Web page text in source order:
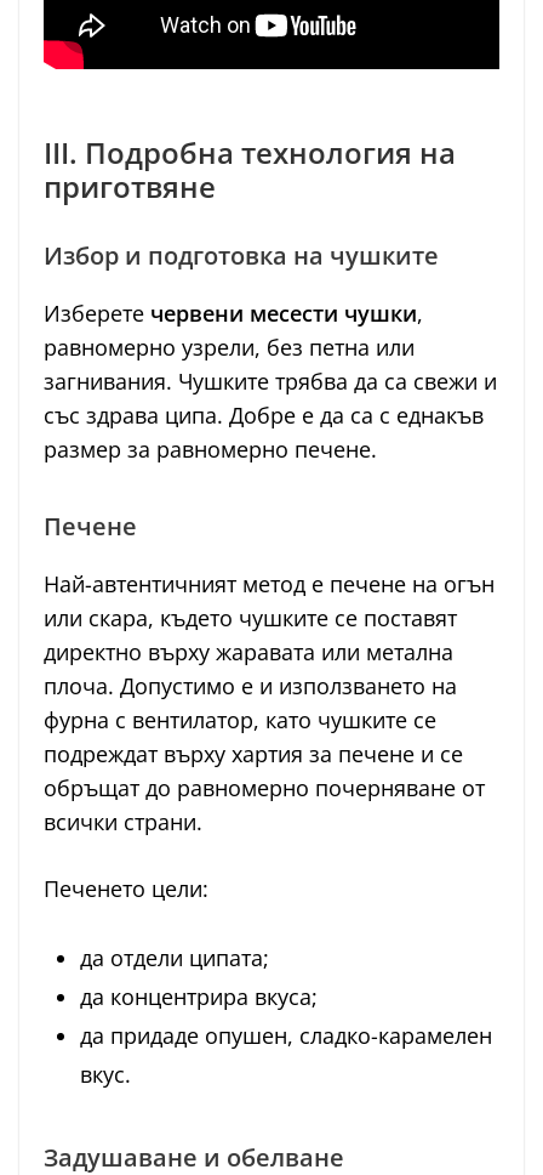
III. Подробна технология на
приготвяне
Избор и подготовка на чушките
Изберете червени месести чушки,
равномерно узрели, без петна или
загнивания. Чушките трябва да са свежи и
със здрава ципа. Добре е да са с еднакъв
размер за равномерно печене.
Печене
Най-автентичният метод е печене на огън
или скара, където чушките се поставят
директно върху жаравата или метална
плоча. Допустимо е и използването на
фурна с вентилатор, като чушките се
подреждат върху хартия за печене и се
обръщат до равномерно почерняване от
всички страни.
Печенето цели:
да отдели ципата;
да концентрира вкуса;
да придаде опушен, сладко-карамелен
вкус.
Задушаване и обелване